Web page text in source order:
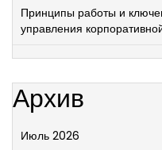
Принципы работы и
управления
Архив
Июль 2026